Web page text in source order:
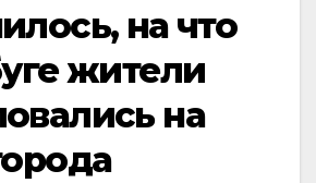
на что
жители
на